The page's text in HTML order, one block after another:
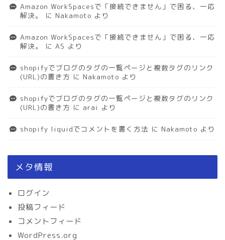
Amazon WorkSpacesで「接続できません」で困る、一応
解決。
に Nakamoto より
Amazon WorkSpacesで「接続できません」で困る、一応
解決。
に AS より
shopifyでブログのタグの一覧ページと複数タグのリンク
(URL)の書き方 に Nakamoto より
shopifyでブログのタグの一覧ページと複数タグのリンク
(URL)の書き方 に arai より
shopify liquidでコメントを書く方法 に Nakamoto より
メタ情報
ログイン
投稿フィード
コメントフィード
WordPress.org